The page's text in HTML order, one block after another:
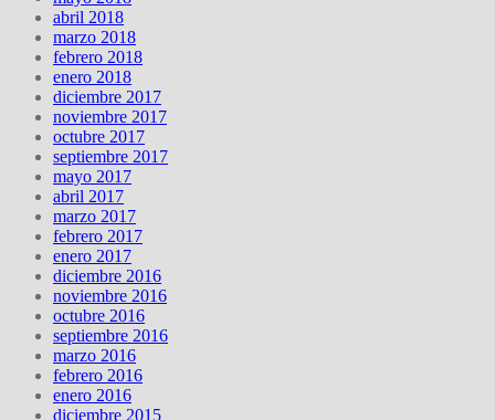
abril 2018
marzo 2018
febrero 2018
enero 2018
diciembre 2017
noviembre 2017
octubre 2017
septiembre 2017
mayo 2017
abril 2017
marzo 2017
febrero 2017
enero 2017
diciembre 2016
noviembre 2016
octubre 2016
septiembre 2016
marzo 2016
febrero 2016
enero 2016
diciembre 2015